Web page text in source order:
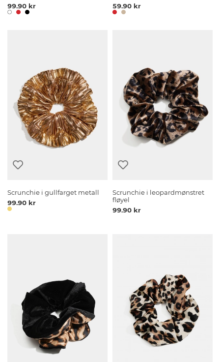
99.90 kr
59.90 kr
Scrunchie i gullfarget metall
99.90 kr
Scrunchie i leopardmønstret
fløyel
99.90 kr